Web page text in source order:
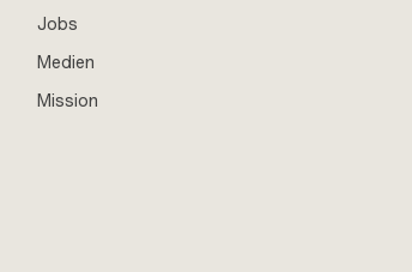
Jobs
Medien
Mission